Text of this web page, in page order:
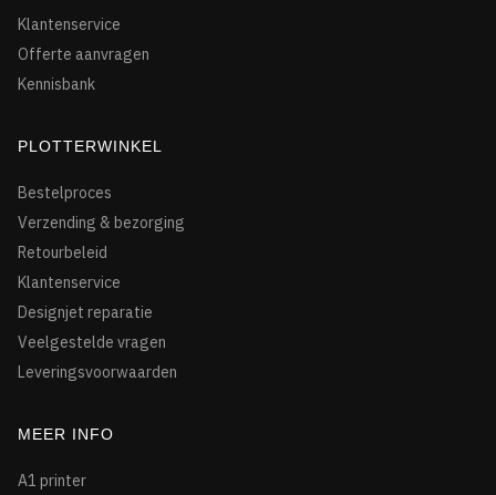
Klantenservice
Offerte aanvragen
Kennisbank
PLOTTERWINKEL
Bestelproces
Verzending & bezorging
Retourbeleid
Klantenservice
Designjet reparatie
Veelgestelde vragen
Leveringsvoorwaarden
MEER INFO
A1 printer